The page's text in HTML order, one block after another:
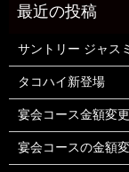
サントリー ジャス
タコハイ新登場
宴会コース金額変
宴会コースの金額